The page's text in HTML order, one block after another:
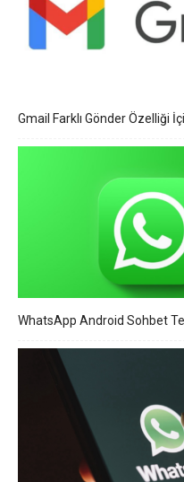
Gmail Farklı Gönder Özelliği
WhatsApp Android Sohbet